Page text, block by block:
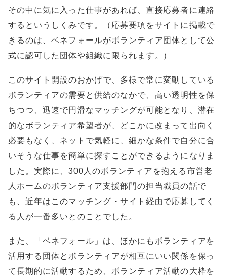
その中に気に入った仕事があれば、直接応募者に連絡
するというしくみです。（応募要項をサイトに掲載で
きるのは、ベネフォールがボランティア団体として公
式に認可した団体や組織に限られます。）
このサイト開設のおかげで、多様で常に変動している
ボランティアの需要と供給のなかで、高い透明性を保
ちつつ、迅速で円滑なマッチングが可能となり、潜在
的なボランティア希望者が、どこかに改まって出向く
必要もなく、ネットで気軽に、細かな条件で自分に合
いそうな仕事を簡単に探すことができるようになりま
した。実際に、300人のボランティアを抱える市営老
人ホームのボランティア支援部門の担当職員の話で
も、近年はこのマッチング・サイト経由で応募してく
る人が一番多いとのことでした。
また、「ベネフォール」は、ほかにもボランティアを
活用する団体とボランティアが相互にいい関係を保っ
て長期的に活動するため、ボランティア活動の大枠を